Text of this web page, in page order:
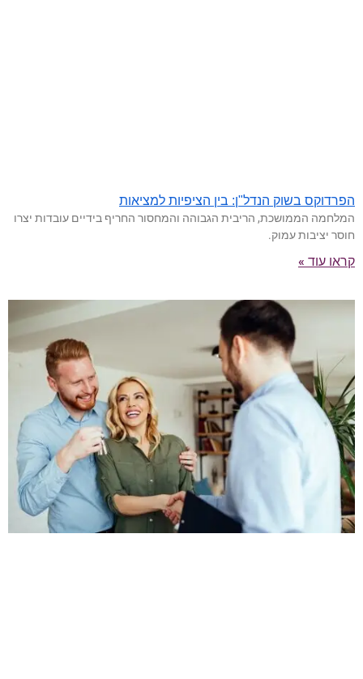
הפרדוקס בשוק הנדל"ן: בין הציפיות למציאות
המלחמה הממושכת, הריבית הגבוהה והמחסור החריף בידיים עובדות יצרו
חוסר יציבות עמוק.
קראו עוד »